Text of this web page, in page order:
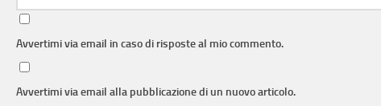
Avvertimi via email in caso di risposte al mio commento.
Avvertimi via email alla pubblicazione di un nuovo articolo.